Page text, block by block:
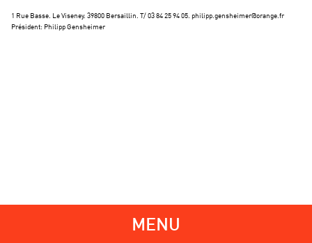
1 Rue Basse. Le Viseney. 39800 Bersaillin. T/ 03 84 25 94 05. philipp.gensheimer@orange.fr
Président: Philipp Gensheimer
MENU